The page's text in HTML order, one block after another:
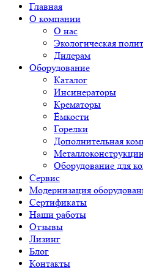
Главная
О компании
О нас
Экологическая
Дилерам
Оборудование
Каталог
Инсинераторы
Крематоры
Ёмкости
Горелки
Дополнительная
Оборудование для
Сервис
Модернизация
Сертификаты
Наши работы
Отзывы
Лизинг
Блог
Контакты